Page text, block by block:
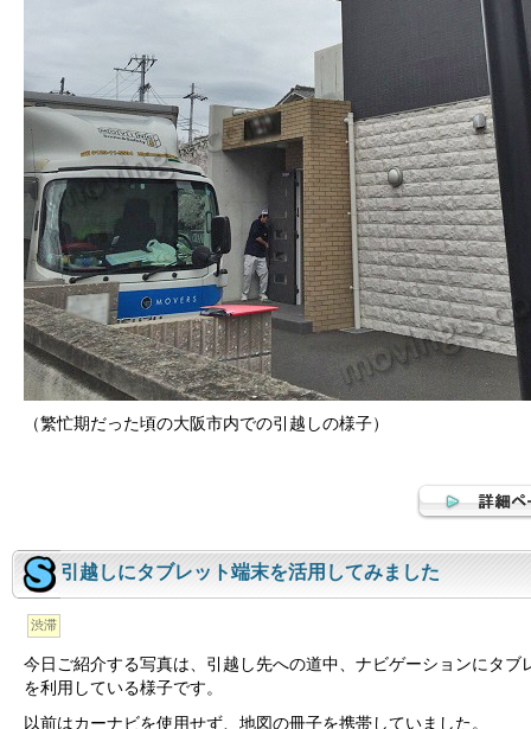
（繁忙期だった頃の大阪市内での引越しの様子）
引越しにタブレット端末を活用してみました
渋滞
今日ご紹介する写真は、引越し先への道中、ナビゲーションにタブ
を利用している様子です。
以前はカーナビを使用せず、地図の冊子を携帯していました。